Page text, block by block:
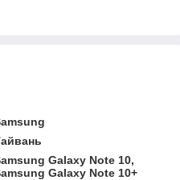
Galaxy Note 10,
Galaxy Note 10+